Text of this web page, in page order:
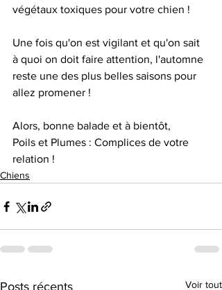
végétaux toxiques pour votre chien !
Une fois qu'on est vigilant et qu'on sait
à quoi on doit faire attention, l'automne
reste une des plus belles saisons pour
allez promener !
Alors, bonne balade et à bientôt,
Poils et Plumes : Complices de votre
relation !
Chiens
Posts récents Voir tout